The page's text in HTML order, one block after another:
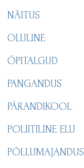
NÄITUS
OLULINE
ÕPITALGUD
PANGANDUS
PÄRANDIKOOL
POLIITILINE ELU
PÕLLUMAJANDUS